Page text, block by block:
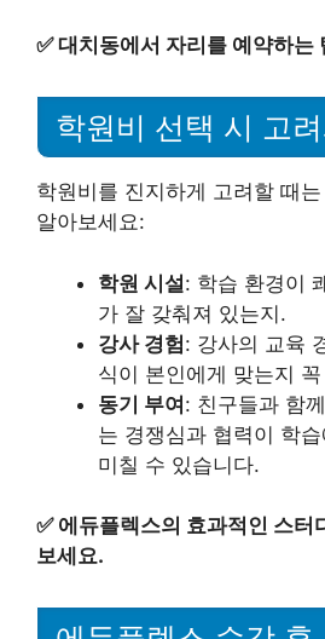
✅대치동에서 자리를 예약하는
학원비 선택 시 고
학원비를 진지하게 고려할 때
알아보세요:
학원 시설: 학습 환경이
가 잘 갖춰져 있는지.
강사 경험: 강사의 교육
식이 본인에게 맞는지
동기 부여: 친구들과 함
는 경쟁심과 협력이 학
미칠 수 있습니다.
✅ 에듀플렉스의 효과적인 스터
보세요.